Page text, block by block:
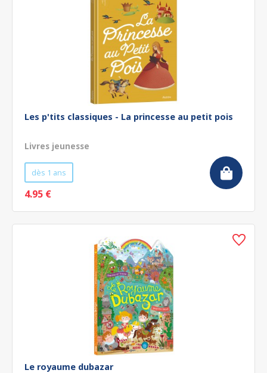
Les p'tits classiques - La princesse au petit pois
Livres jeunesse
dès 1 ans
4.95 €
Le royaume dubazar